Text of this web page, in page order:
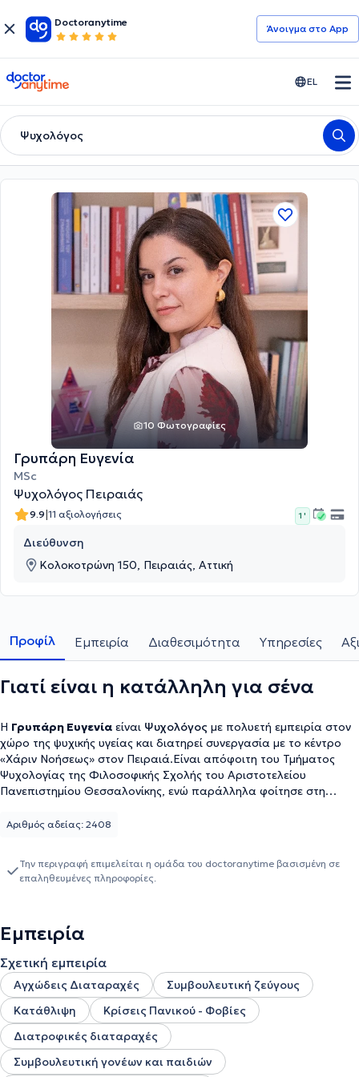
Doctoranytime
Άνοιγμα στο App
doctoranytime EL
Ψυχολόγος
10 Φωτογραφίες
Γρυπάρη Ευγενία
MSc
Ψυχολόγος Πειραιάς
9.9|11 αξιολογήσεις 1 '
Διεύθυνση
Κολοκοτρώνη 150, Πειραιάς, Αττική
Προφίλ Εμπειρία Διαθεσιμότητα Υπηρεσίες
Γιατί είναι η κατάλληλη για σένα
Η Γρυπάρη Ευγενία είναι Ψυχολόγος με πολυετή εμπειρία στον
χώρο της ψυχικής υγείας και διατηρεί συνεργασία με το κέντρο
«Χάριν Νοήσεως» στον Πειραιά.Είναι απόφοιτη του Τμήματος
Ψυχολογίας της Φιλοσοφικής Σχολής του Αριστοτελείου
Πανεπιστημίου Θεσσαλονίκης, ενώ παράλληλα φοίτησε στη
τις σπουδές της στο Πρόγραμμα Μεταπτυχιακών Σπουδών
ξεκινά από το 2013, οπότε και εργάζεται ως ψυχολόγος στο
Πολεμικό Ναυτικό, έχοντας υπηρετήσει σε διάφορες μονάδες
Ενόπλων Δυνάμεων (414 ΣΝΕΝ) και το Ναυτικό Νοσοκομείο
Ψυχολογικής Στήριξης και Παρέμβασης σε Κρίση, ενώ έχει
υπηρετήσει και σε μάχιμες μονάδες, αποκτώντας πολύτιμη
εμπειρία στις ιδιαίτερες ψυχολογικές ανάγκες των στελεχών των
Ενόπλων Δυνάμεων. Επιπλέον, έχει διατελέσει σε επιτελικές
θέσεις, συμβάλλοντας στη διαχείριση διοικητικών και
υγειονομικών θεμάτων.Παράλληλα, συμμετέχει στη διαδικασία
επιλογής προσωπικού για τις παραγωγικές σχολές των Ενόπλων
Αριθμός αδείας: 2408
Την περιγραφή επιμελείται η ομάδα του doctoranytime βασισμένη σε
επαληθευμένες πληροφορίες.
Εμπειρία
Σχετική εμπειρία
Αγχώδεις Διαταραχές
Συμβουλευτική ζεύγους
Κατάθλιψη
Κρίσεις Πανικού - Φοβίες
Διατροφικές διαταραχές
Συμβουλευτική γονέων και παιδιών